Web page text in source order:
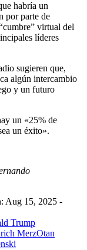
habría un
por parte de
virtual del
líderes
sugieren que,
algún intercambio
y un futuro
un «25% de
un éxito».
Aug 15, 2025 -
Trump
MerzOtan